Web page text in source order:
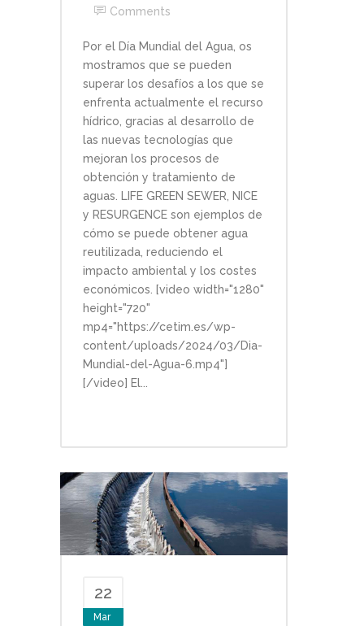
Comments
Por el Día Mundial del Agua, os
mostramos que se pueden
superar los desafíos a los que se
enfrenta actualmente el recurso
hídrico, gracias al desarrollo de
las nuevas tecnologías que
mejoran los procesos de
obtención y tratamiento de
aguas. LIFE GREEN SEWER, NICE
y RESURGENCE son ejemplos de
cómo se puede obtener agua
reutilizada, reduciendo el
impacto ambiental y los costes
económicos. [video width="1280"
height="720"
mp4="https://cetim.es/wp-
content/uploads/2024/03/Dia-
Mundial-del-Agua-6.mp4"]
[/video] El...
22
Mar